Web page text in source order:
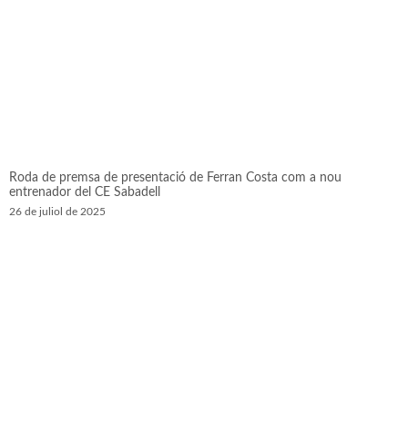
Roda de premsa de presentació de Ferran Costa com a nou
entrenador del CE Sabadell
26 de juliol de 2025